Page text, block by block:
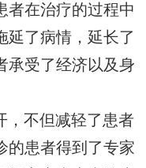
者在治疗的过程中
延了病情，延长了
承受了经济以及身
，不但减轻了患者
的患者得到了专家